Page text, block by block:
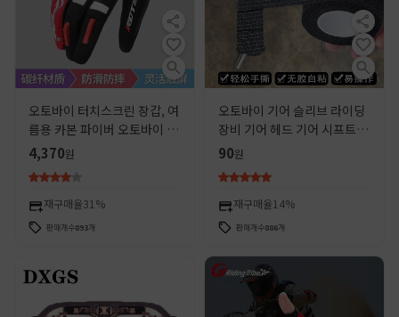
오토바이 터치스크린 장갑, 여
름용 카본 파이버 오토바이 라
이딩 장비, 라이더용 방풍, 낙
상 방지, 풀핑거 내마모성 보
호 장갑
4,370원
재구매율31%
판매개수893개
오토바이 기어 슬리브 라이딩
장비 기어 헤드 기어 시프트 스
텝 기어 발 슬리브 오토바이 리
커버
90원
재구매율 14%
판매개수886개